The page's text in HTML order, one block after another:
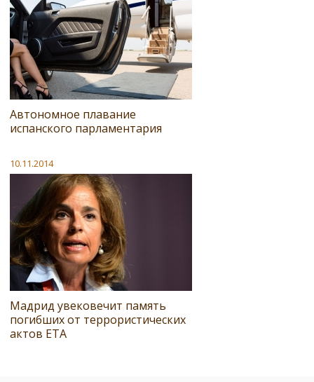
Автономное плавание
испанского парламентария
10.11.2014
Мадрид увековечит память
погибших от террористических
актов ЕТА